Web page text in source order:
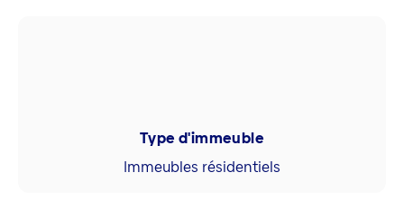
Type d'immeuble
Immeubles résidentiels